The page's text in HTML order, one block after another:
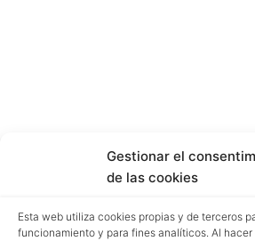
Gestionar el
de las cookies
Esta web utiliza cookies propias y de terceros
funcionamiento y para fines analíticos. Al